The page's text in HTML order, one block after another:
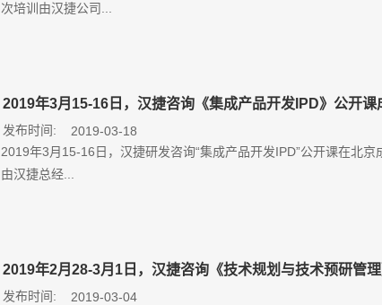
次培训由汉捷公司...
2019年3月15-16日，汉捷咨询《集成产品开发IPD》公开课
2019-03-18
发布时间:
2019年3月15-16日，汉捷研发咨询“集成产品开发IPD”公开课在北京
由汉捷总经...
2019年2月28-3月1日，汉捷咨询《技术规划与技术预研管理
2019-03-04
发布时间: